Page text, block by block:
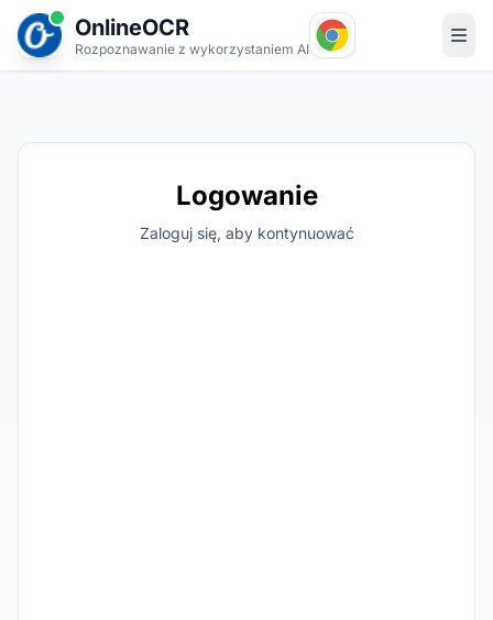
OnlineOCR
Rozpoznawanie z wykorzystaniem AI
Logowanie
Zaloguj się, aby kontynuować